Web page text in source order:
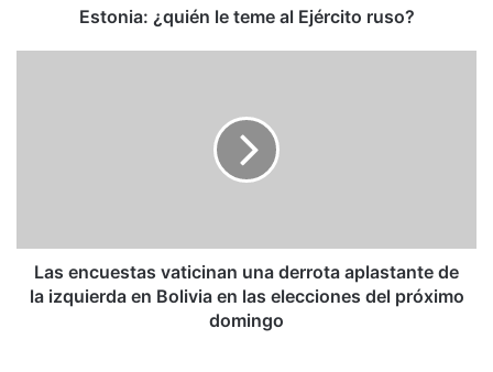
Estonia: ¿quién le teme al Ejército ruso?
izquierda
Bolivia
Las encuestas vaticinan una derrota aplastante de
la izquierda en Bolivia en las elecciones del próximo
domingo